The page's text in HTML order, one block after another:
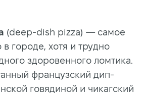
(deep-dish pizza) — самое
городе, хотя и трудно
здоровенного ломтика.
французский дип-
говядиной и чикагский